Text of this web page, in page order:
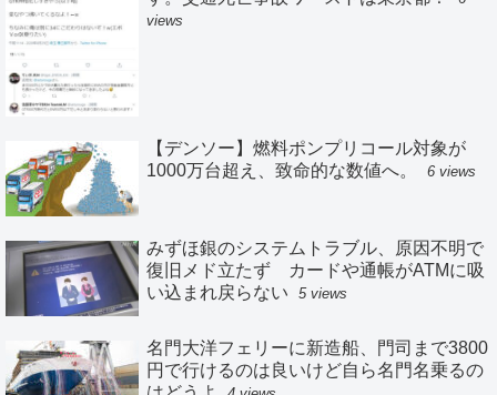
views
【デンソー】燃料ポンプリコール対象が
1000万台超え、致命的な数値へ。
6 views
みずほ銀のシステムトラブル、原因不明で
復旧メド立たず カードや通帳がATMに吸
い込まれ戻らない
5 views
名門大洋フェリーに新造船、門司まで3800
円で行けるのは良いけど自ら名門名乗るの